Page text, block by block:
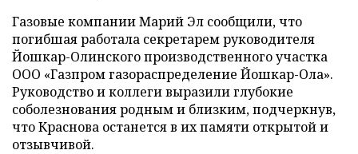
Газовые компании Марий Эл сообщили, что
погибшая работала секретарем руководителя
Йошкар-Олинского производственного участка
ООО «Газпром газораспределение Йошкар-Ола».
Руководство и коллеги выразили глубокие
соболезнования родным и близким, подчеркнув,
что Краснова останется в их памяти открытой и
отзывчивой.